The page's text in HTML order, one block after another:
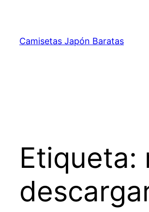
contenido
Camisetas Japón Baratas
Etiqueta: